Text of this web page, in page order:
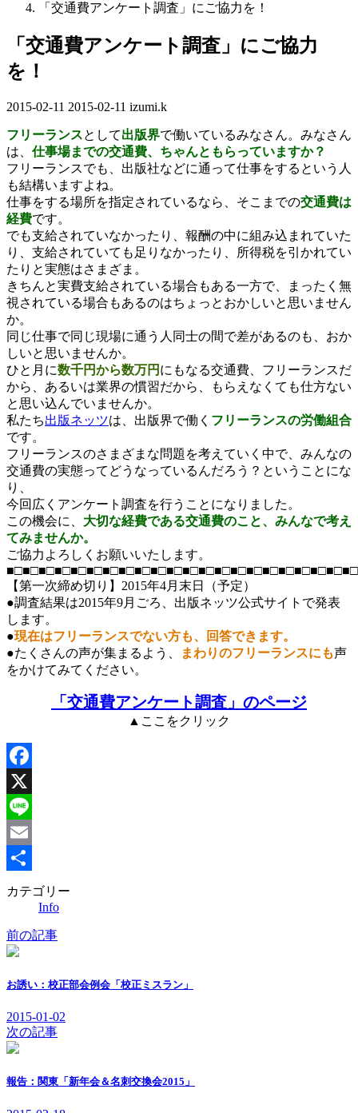
「交通費アンケート調査」にご協力を！
「交通費アンケート調査」にご協力
を！
2015-02-11 最
更
新
日
時
:
2015-02-11 izumi.k
フリーランスとして出版界で働いているみなさん。みなさん
は、 仕事場までの交通費、ちゃんともらっていますか？
フリーランスでも、出版社などに通って仕事をするという人
も結構いますよね。
仕事をする場所を指定されているなら、そこまでの交通費は
経費です。
でも支給されていなかったり、報酬の中に組み込まれていた
り、支給されていても足りなかったり、所得税を引かれてい
たりと実態はさまざま。
きちんと実費支給されている場合もある一方で、まったく無
視されている場合もあるのはちょっとおかしいと思いません
か。
同じ仕事で同じ現場に通う人同士の間で差があるのも、おか
しいと思いませんか。
ひと月に数千円から数万円 にもなる交通費、フリーランスだ
から、あるいは業界の慣習だから、もらえなくても仕方ない
と思い込んでいませんか。
私たち出版ネッツは、出版界で働く フリーランスの労働組合
です。
フリーランスのさまざまな問題を考えていく中で、みんなの
交通費の実態ってどうなっているんだろう？ということにな
り、
今回広くアンケート調査を行うことになりました。
この機会に、 大切な経費である交通費のこと、みんなで考え
てみませんか。
ご協力よろしくお願いいたします。
【第一次締め切り】2015年4月末日（予定）
●調査結果は2015年9月ごろ、出版ネッツ公式サイトで発表
します。
●現在はフリーランスでない方も、回答できます。
●たくさんの声が集まるよう、
まわりのフリーランスにも声
をかけてみてください。
「交通費アンケート調査」のページ
▲ここをクリック
Facebook
X
Line
Email
共
カテゴリー
Info
前の記事
お誘い：校正部会例会「校正ミスラン」
2015-01-02
次の記事
報告：関東「新年会＆名刺交換会2015」